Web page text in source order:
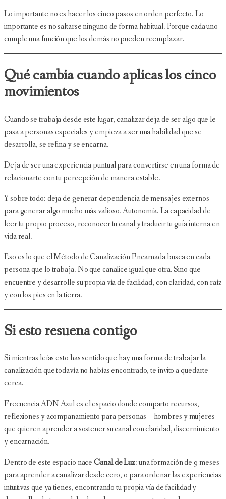
Lo importante no es hacer los cinco pasos en orden perfecto. Lo
importante es no saltarse ninguno de forma habitual. Porque cada uno
cumple una función que los demás no pueden reemplazar.
Qué cambia cuando aplicas los cinco
movimientos
Cuando se trabaja desde este lugar, canalizar deja de ser algo que le
pasa a personas especiales y empieza a ser una habilidad que se
desarrolla, se refina y se encarna.
Deja de ser una experiencia puntual para convertirse en una forma de
relacionarte con tu percepción de manera estable.
Y sobre todo: deja de generar dependencia de mensajes externos
para generar algo mucho más valioso. Autonomía. La capacidad de
leer tu propio proceso, reconocer tu canal y traducir tu guía interna en
vida real.
Eso es lo que el Método de Canalización Encarnada busca en cada
persona que lo trabaja. No que canalice igual que otra. Sino que
encuentre y desarrolle su propia vía de facilidad, con claridad, con raíz
y con los pies en la tierra.
Si esto resuena contigo
Si mientras leías esto has sentido que hay una forma de trabajar la
canalización que todavía no habías encontrado, te invito a quedarte
cerca.
Frecuencia ADN Azul es el espacio donde comparto recursos,
reflexiones y acompañamiento para personas —hombres y mujeres—
que quieren aprender a sostener su canal con claridad, discernimiento
y encarnación.
Dentro de este espacio naceCanal de Luz: una formación de 9 meses
para aprender a canalizar desde cero, o para ordenar las experiencias
intuitivas que ya tienes, encontrando tu propia vía de facilidad y